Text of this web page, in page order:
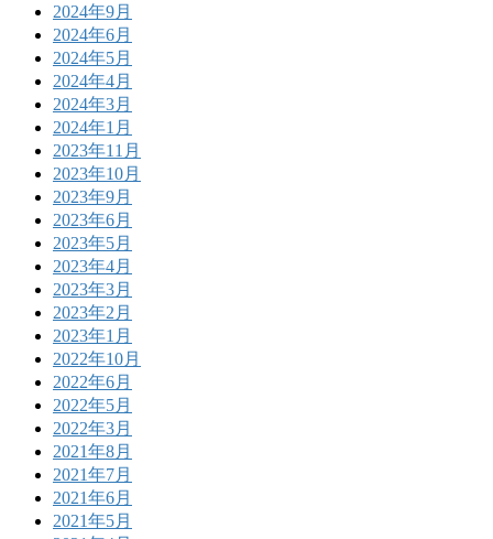
2024年9月
2024年6月
2024年5月
2024年4月
2024年3月
2024年1月
2023年11月
2023年10月
2023年9月
2023年6月
2023年5月
2023年4月
2023年3月
2023年2月
2023年1月
2022年10月
2022年6月
2022年5月
2022年3月
2021年8月
2021年7月
2021年6月
2021年5月